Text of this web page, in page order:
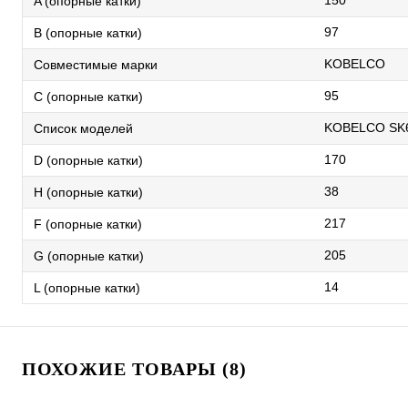
B (опорные катки) 97
Совместимые марки KOBELCO
C (опорные катки) 95
Список моделей KOBELCO
D (опорные катки) 170
H (опорные катки) 38
F (опорные катки) 217
G (опорные катки) 205
L (опорные катки) 14
ПОХОЖИЕ ТОВАРЫ (8)